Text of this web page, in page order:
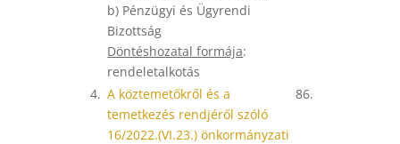
b) Pénzügyi és Ügyrendi
Bizottság
Döntéshozatal formája:
rendeletalkotás
4. A köztemetőkről és a
temetkezés rendjéről szóló
16/2022.(VI.23.) önkormányzati
86.